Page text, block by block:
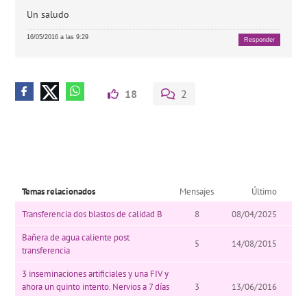
Un saludo
16/05/2016 a las 9:29 Responder
18 2
Temas relacionados Mensajes
Último
Transferencia dos blastos de calidad B
8
08/04/2025
Bañera de agua caliente post
transferencia
5 14/08/2015
3 inseminaciones artificiales y una FIV y
ahora un quinto intento. Nervios a 7 días
3 13/06/2016